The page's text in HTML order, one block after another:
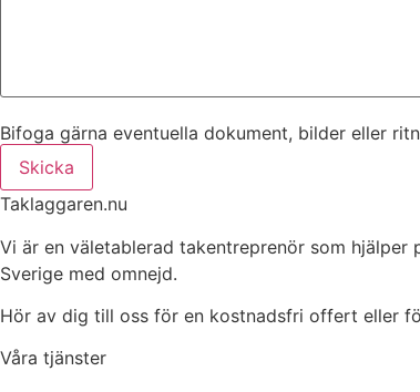
Bifoga gärna eventuella dokument, bilder eller
Skicka
Taklaggaren.nu
Vi är en väletablerad takentreprenör som
Sverige med omnejd.
Hör av dig till oss för en kostnadsfri offert eller
Våra tjänster